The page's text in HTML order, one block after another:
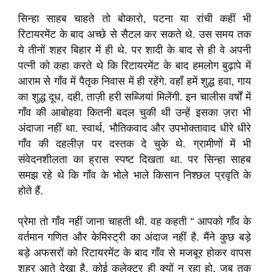
सिन्हा साहब चाहते तो बोकारो,पटना या रांची कहीं भी
रिटायरमेंट के बाद अच्छे से सैटल कर सकते थे.उस समय तक
ये तीनों शहर बिहार में ही थे.पर शादी के बाद से ही वे अपनी
पत्नी को कहा करते थे कि रिटायरमेंट के बाद हमलोग बुढ़ापे में
आराम से गाँव में पैतृक निवास में ही रहेंगे.वहाँ हमें शुद्ध हवा,गाय
का शुद्ध दूध,दही,ताज़ी हरी सब्जियां मिलेंगी.इन चालीस वर्षों में
गाँव की आबोहवा कितनी बदल चुकी थी उन्हें इसका ज़रा भी
अंदाजा नहीं था.स्वार्थ, भौतिकवाद और उपभोक्तावाद धीरे धीरे
गाँव की दहलीज़ पर दस्तक दे चुके थे.ग्रामीणों में भी
संवेदनशीलता का ह्रास स्पष्ट दिखता था.पर सिन्हा साहब
समझ रहे थे कि गाँव के भोले भाले किसान निश्छल प्रवृति के
होते हैं.
प्रेमा तो गाँव नहीं जाना चाहती थी.वह कहती " आपको गाँव के
वर्तमान गणित और केमिस्ट्री का अंदाज नहीं है.मैंने कुछ बड़े
बड़े अफसरों को रिटायरमेंट के बाद गाँव से मजबूर होकर वापस
शहर आते देखा है.कोई कलेक्टर ही क्यों न रहा हो,जब तक